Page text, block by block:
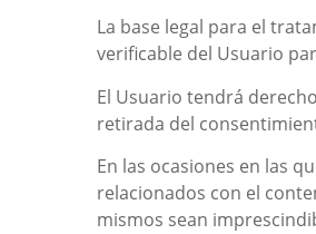
La base legal para el
verificable del Usuario
El Usuario tendrá
retirada del
En las ocasiones en las
relacionados con el
mismos sean